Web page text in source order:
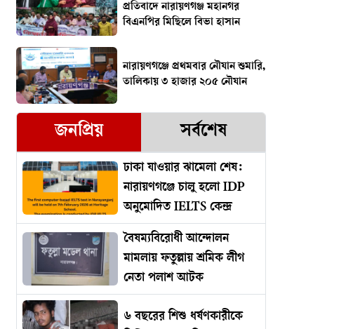
প্রতিবাদে নারায়ণগঞ্জ মহানগর
বিএনপির মিছিলে বিভা হাসান
নারায়ণগঞ্জে প্রথমবার নৌযান শুমারি,
তালিকায় ৩ হাজার ২০৫ নৌযান
জনপ্রিয় সর্বশেষ
ঢাকা যাওয়ার ঝামেলা শেষ:
নারায়ণগঞ্জে চালু হলো IDP
অনুমোদিত IELTS কেন্দ্র
বৈষম্যবিরোধী আন্দোলন
মামলায় ফতুল্লায় শ্রমিক লীগ
নেতা পলাশ আটক
৬ বছরের শিশু ধর্ষণকারীকে